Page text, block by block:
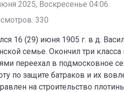
2025, Воскресенье 04:06
330
16 (29) июня 1905 г. в д.
семье. Окончил три
переехал в подмосковное
по защите батраков и их
на строительство